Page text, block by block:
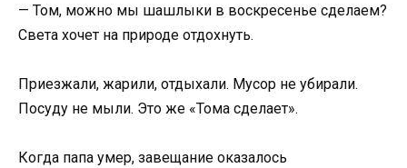
— Том, можно мы шашлыки в воскресенье сделаем?
Света хочет на природе отдохнуть.
Приезжали, жарили, отдыхали. Мусор не убирали.
Посуду не мыли. Это же «Тома сделает».
Когда папа умер, завещание оказалось